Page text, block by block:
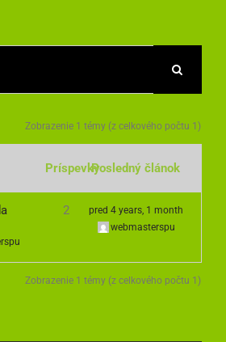
PARTNERI
Zobrazenie 1 témy (z celkového počtu 1)
PríspevkyPosledný článok
2
pred 4 years, 1 month
webmasterspu
Zobrazenie 1 témy (z celkového počtu 1)